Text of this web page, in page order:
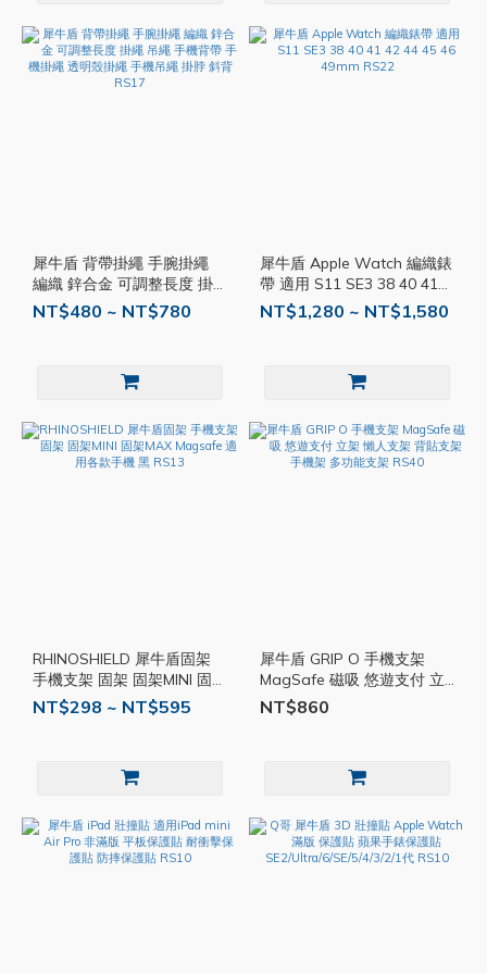
犀牛盾 背帶掛繩 手腕掛繩
編織 鋅合金 可調整長度 掛
繩 吊繩 手機背帶 手機掛繩
透明殼掛繩 手機吊繩 掛脖
NT$480 ~ NT$780
犀牛盾 Apple Watch 編織錶
帶 適用 S11 SE3 38 40 41
42 44 45 46 49mm RS22
NT$1,280 ~ NT$1,580
RHINOSHIELD 犀牛盾固架
手機支架 固架 固架MINI 固架
MAX Magsafe 適用各款手
NT$298 ~ NT$595
犀牛盾 GRIP O 手機支架
MagSafe 磁吸 悠遊支付 立
架 懶人支架 背貼支架 手機
架 多功能支架 RS40
NT$860